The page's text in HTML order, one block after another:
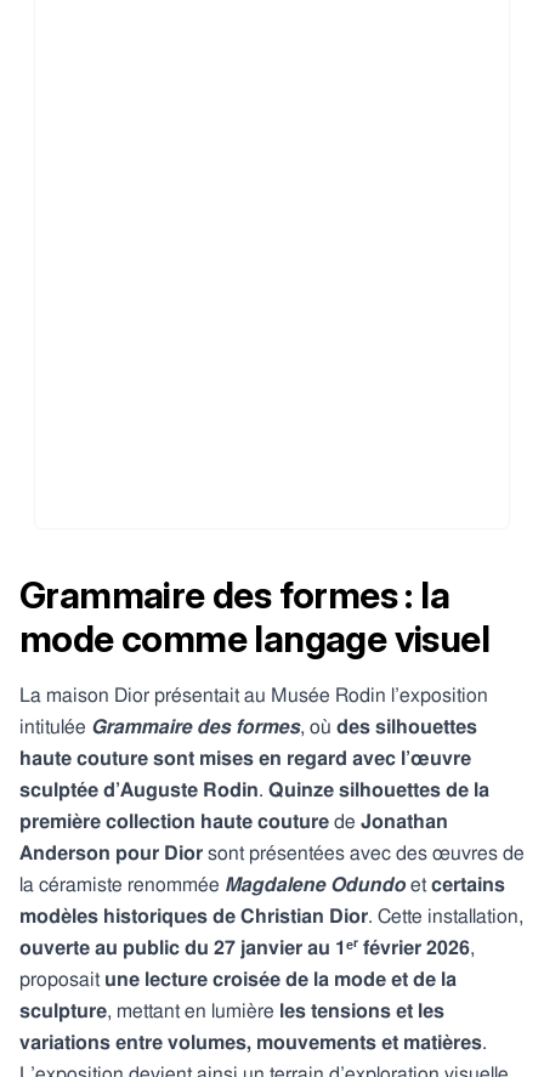
Grammaire des formes : la
mode comme langage visuel
La maison Dior présentait au Musée Rodin l’exposition
intitulée Grammaire des formes, où des silhouettes
haute couture sont mises en regard avec l’œuvre
sculptée d’Auguste Rodin. Quinze silhouettes de la
première collection haute couture de Jonathan
Anderson pour Dior sont présentées avec des œuvres de
la céramiste renommée Magdalene Odundo et certains
modèles historiques de Christian Dior. Cette installation,
ouverte au public du 27 janvier au 1ᵉʳ février 2026,
proposait une lecture croisée de la mode et de la
sculpture, mettant en lumière les tensions et les
variations entre volumes, mouvements et matières.